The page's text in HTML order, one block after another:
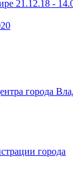
21.12.18 -
города
города